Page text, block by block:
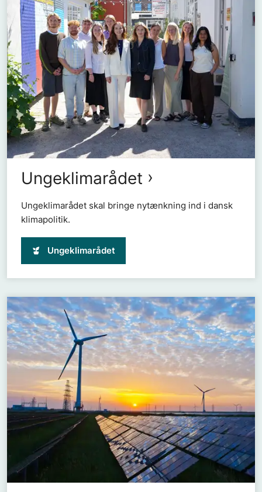
Ungeklimarådet
Ungeklimarådet skal bringe nytænkning ind i dansk
klimapolitik.
Ungeklimarådet